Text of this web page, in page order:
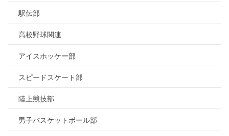
駅伝部
高校野球関連
アイスホッケー部
スピードスケート部
陸上競技部
男子バスケットボール部